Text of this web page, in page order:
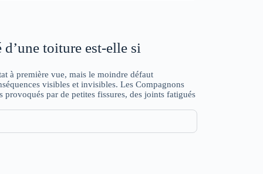
toiture est-elle si
à première vue, mais le moindre défaut
visibles et invisibles. Les Compagnons
provoqués par de petites fissures, des joints fatigués